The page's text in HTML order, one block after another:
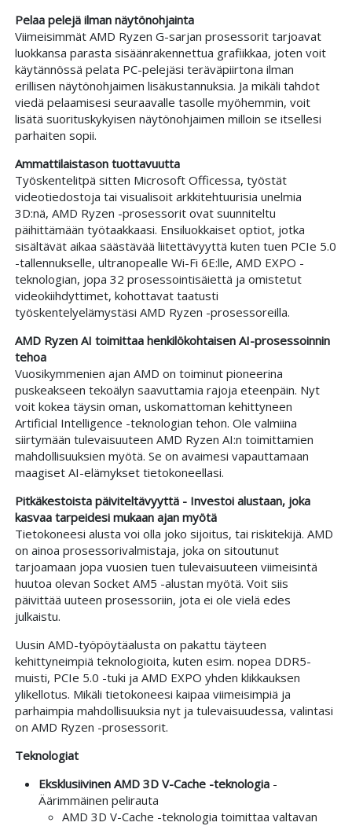
Pelaa pelejä ilman näytönohjainta
Viimeisimmät AMD Ryzen G-sarjan prosessorit tarjoavat
luokkansa parasta sisäänrakennettua grafiikkaa, joten voit
käytännössä pelata PC-pelejäsi teräväpiirtona ilman
erillisen näytönohjaimen lisäkustannuksia. Ja mikäli tahdot
viedä pelaamisesi seuraavalle tasolle myöhemmin, voit
lisätä suorituskykyisen näytönohjaimen milloin se itsellesi
parhaiten sopii.
Ammattilaistason tuottavuutta
Työskentelitpä sitten Microsoft Officessa, työstät
videotiedostoja tai visualisoit arkkitehtuurisia unelmia
3D:nä, AMD Ryzen -prosessorit ovat suunniteltu
päihittämään työtaakkaasi. Ensiluokkaiset optiot, jotka
sisältävät aikaa säästävää liitettävyyttä kuten tuen PCIe 5.0
-tallennukselle, ultranopealle Wi-Fi 6E:lle, AMD EXPO -
teknologian, jopa 32 prosessointisäiettä ja omistetut
videokiihdyttimet, kohottavat taatusti
työskentelyelämystäsi AMD Ryzen -prosessoreilla.
AMD Ryzen AI toimittaa henkilökohtaisen AI-prosessoinnin
tehoa
Vuosikymmenien ajan AMD on toiminut pioneerina
puskeakseen tekoälyn saavuttamia rajoja eteenpäin. Nyt
voit kokea täysin oman, uskomattoman kehittyneen
Artificial Intelligence -teknologian tehon. Ole valmiina
siirtymään tulevaisuuteen AMD Ryzen AI:n toimittamien
mahdollisuuksien myötä. Se on avaimesi vapauttamaan
maagiset AI-elämykset tietokoneellasi.
Pitkäkestoista päiviteltävyyttä - Investoi alustaan, joka
kasvaa tarpeidesi mukaan ajan myötä
Tietokoneesi alusta voi olla joko sijoitus, tai riskitekijä. AMD
on ainoa prosessorivalmistaja, joka on sitoutunut
tarjoamaan jopa vuosien tuen tulevaisuuteen viimeisintä
huutoa olevan Socket AM5 -alustan myötä. Voit siis
päivittää uuteen prosessoriin, jota ei ole vielä edes
julkaistu.
Uusin AMD-työpöytäalusta on pakattu täyteen
kehittyneimpiä teknologioita, kuten esim. nopea DDR5-
muisti, PCIe 5.0 -tuki ja AMD EXPO yhden klikkauksen
ylikellotus. Mikäli tietokoneesi kaipaa viimeisimpiä ja
parhaimpia mahdollisuuksia nyt ja tulevaisuudessa, valintasi
on AMD Ryzen -prosessorit.
Teknologiat
Eksklusiivinen AMD 3D V-Cache -teknologia-
Äärimmäinen pelirauta
AMD 3D V-Cache -teknologia toimittaa valtavan